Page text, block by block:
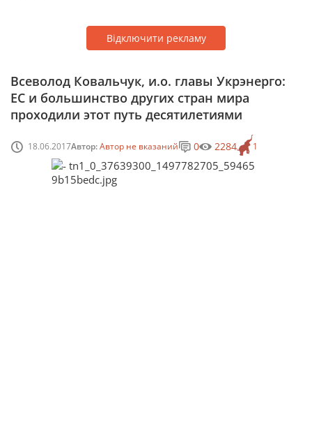
Відключити рекламу
Всеволод Ковальчук, и.о. главы Укрэнерго:
ЕС и большинство других стран мира
проходили этот путь десятилетиями
18.06.2017Автор:Автор не вказаний 1
0 2284